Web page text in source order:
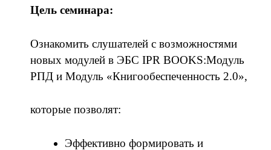
Цель семинара:
Ознакомить слушателей с возможностями
новых модулей в ЭБС IPR BOOKS:Модуль
РПД и Модуль «Книгообеспеченность 2.0»,
которые позволят:
Эффективно формировать и